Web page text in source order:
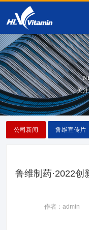
关
公司新闻 鲁维宣传片
鲁维制药·2022
作者：admin